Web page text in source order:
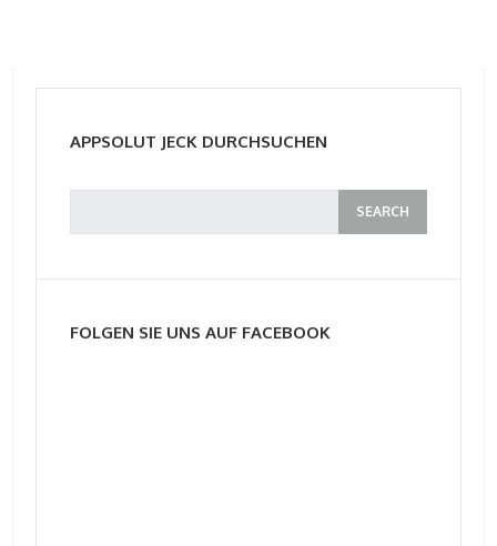
APPSOLUT JECK DURCHSUCHEN
FOLGEN SIE UNS AUF FACEBOOK